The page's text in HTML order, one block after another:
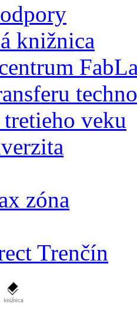
knižnica
veku
zóna
Trenčín